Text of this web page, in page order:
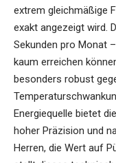
extrem gleichmäßige
exakt angezeigt wird.
Sekunden pro Monat
kaum erreichen
besonders robust
Energiequelle bietet die
hoher Präzision und
Herren, die Wert auf